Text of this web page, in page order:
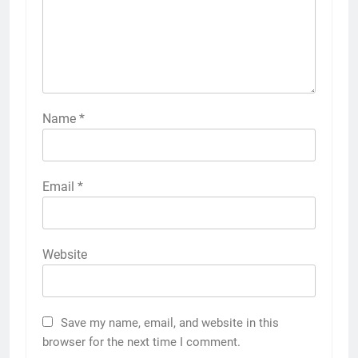
Name *
Email *
Website
Save my name, email, and website in this
browser for the next time I comment.